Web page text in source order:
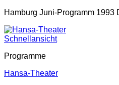
Hamburg Juni-Programm 1993
Schnellansicht
Programme
Hansa-Theater